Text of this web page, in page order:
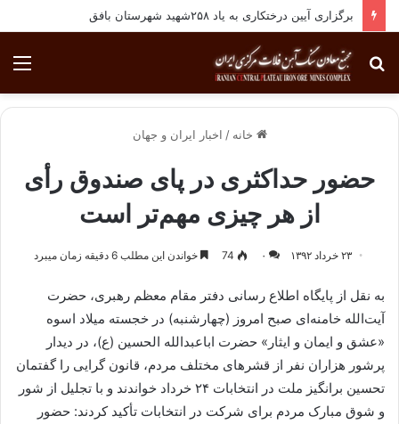
برگزاری آیین درختکاری به یاد ۲۵۸شهید شهرستان بافق
جستجو
برای
خانه / اخبار ایران و جهان
حضور حداکثری در پای صندوق‌ رأی
از هر چیزی مهم‌تر است
۲۳ خرداد ۱۳۹۲ ۰ 74 خواندن این مطلب 6 دقیقه زمان میبرد
به نقل از پایگاه اطلاع رسانی دفتر مقام معظم رهبری، حضرت
آیت‌الله خامنه‌ای صبح امروز (چهارشنبه) در خجسته میلاد اسوه
«عشق و ایمان و ایثار» حضرت اباعبدالله الحسین (ع)، در دیدار
پرشور هزاران نفر از قشرهای مختلف مردم، قانون گرایی را گفتمان
تحسین برانگیز ملت در انتخابات ۲۴ خرداد خواندند و با تجلیل از شور
و شوق مبارک مردم برای شرکت در انتخابات تأکید کردند: حضور